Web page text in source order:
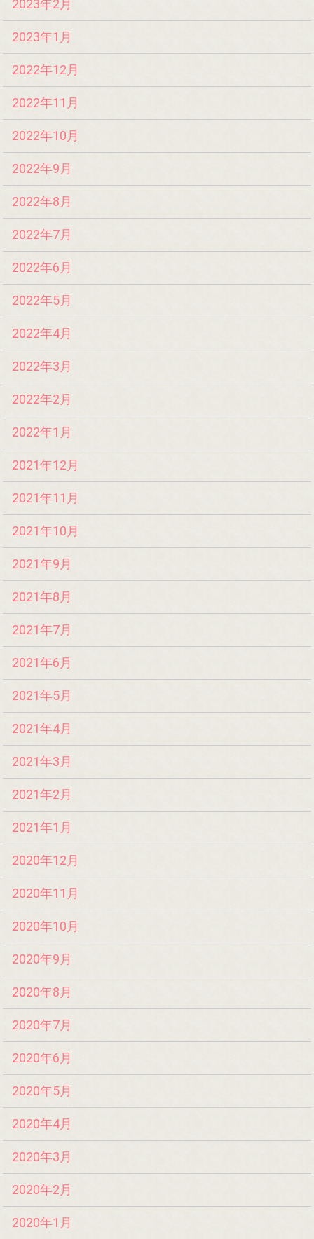
2023年2月
2023年1月
2022年12月
2022年11月
2022年10月
2022年9月
2022年8月
2022年7月
2022年6月
2022年5月
2022年4月
2022年3月
2022年2月
2022年1月
2021年12月
2021年11月
2021年10月
2021年9月
2021年8月
2021年7月
2021年6月
2021年5月
2021年4月
2021年3月
2021年2月
2021年1月
2020年12月
2020年11月
2020年10月
2020年9月
2020年8月
2020年7月
2020年6月
2020年5月
2020年4月
2020年3月
2020年2月
2020年1月